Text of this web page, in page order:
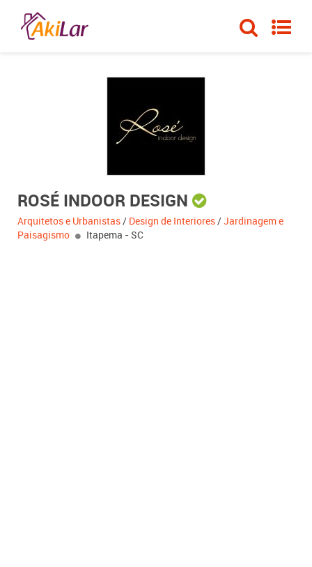
ROSÉ INDOOR DESIGN
Arquitetos e Urbanistas/ Design de Interiores/Jardinagem e
Paisagismo
Itapema - SC